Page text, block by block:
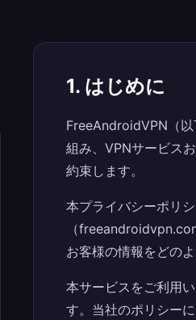
1. はじめに
FreeAndroidVPN（以
組み、VPNサービス
約束します。
本プライバシーポリ
（
お客様の情報をどの
本サービスをご利用
す。当社のポリシー